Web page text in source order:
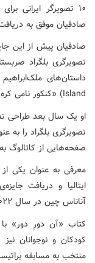
صادقیان موفق به
صادقیان پیش از این
تصویرگری بلگراد
Island) «کنکور نامی کره» را ار آن خود کرده بود.
او یک سال بعد طراحی
تصویرگری بلگراد را به
صفحه‌هایی از کاتالوگ
معرفی به عنوان یکی
ایتالیا و دریافت
آناناس چین در سال ۲۰۲۲ از دیگر موفقیت‌های این تصویرگر ایرانی است.
کتاب «آن دورِ دور»
منتخب به مسابقه